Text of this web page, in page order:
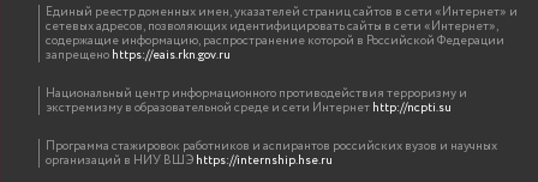
Единый реестр доменных имен, указателей страниц сайтов в сети «Интернет» и
сетевых адресов, позволяющих идентифицировать сайты в сети «Интернет»,
содержащие информацию, распространение которой в Российской Федерации
запрещеноhttps://eais.rkn.gov.ru
Национальный центр информационного противодействия терроризму и
экстремизму в образовательной среде и сети Интернетhttp://ncpti.su
Программа стажировок работников и аспирантов российских вузов и научных
организаций в НИУ ВШЭhttps://internship.hse.ru